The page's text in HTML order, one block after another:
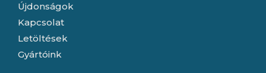
Újdonságok
Kapcsolat
Letöltések
Gyártóink